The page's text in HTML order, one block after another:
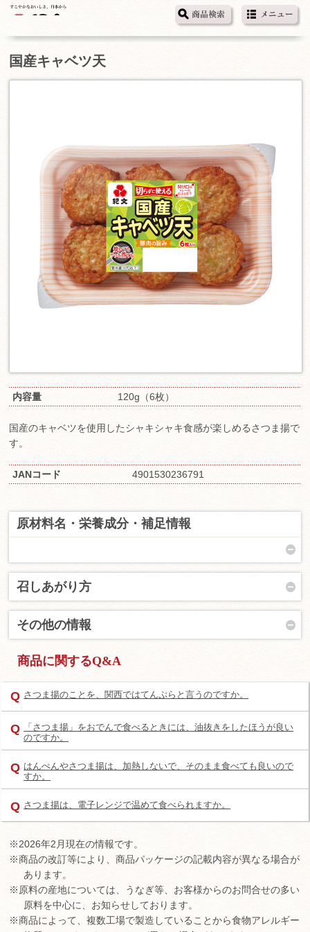
国産キャベツ天
内容量 120g（6枚）
国産のキャベツを使用したシャキシャキ食感が楽しめるさつま揚で
す。
JANコード 4901530236791
原材料名・栄養成分・補足情報
召しあがり方
その他の情報
商品に関するQ&A
Q さつま揚のことを、関西ではてんぷらと言うのですか。
Q
「さつま揚」をおでんで食べるときには、油抜きをしたほうが良い
のですか。
Q はんぺんやさつま揚は、加熱しないで、そのまま食べても良いので
すか。
Q さつま揚は、電子レンジで温めて食べられますか。
※2026年2月現在の情報です。
※商品の改訂等により、商品パッケージの記載内容が異なる場合が
あります。
※原料の産地については、うなぎ等、お客様からのお問合せの多い
原料を中心に、お知らせしております。
※商品によって、複数工場で製造していることから食物アレルギー